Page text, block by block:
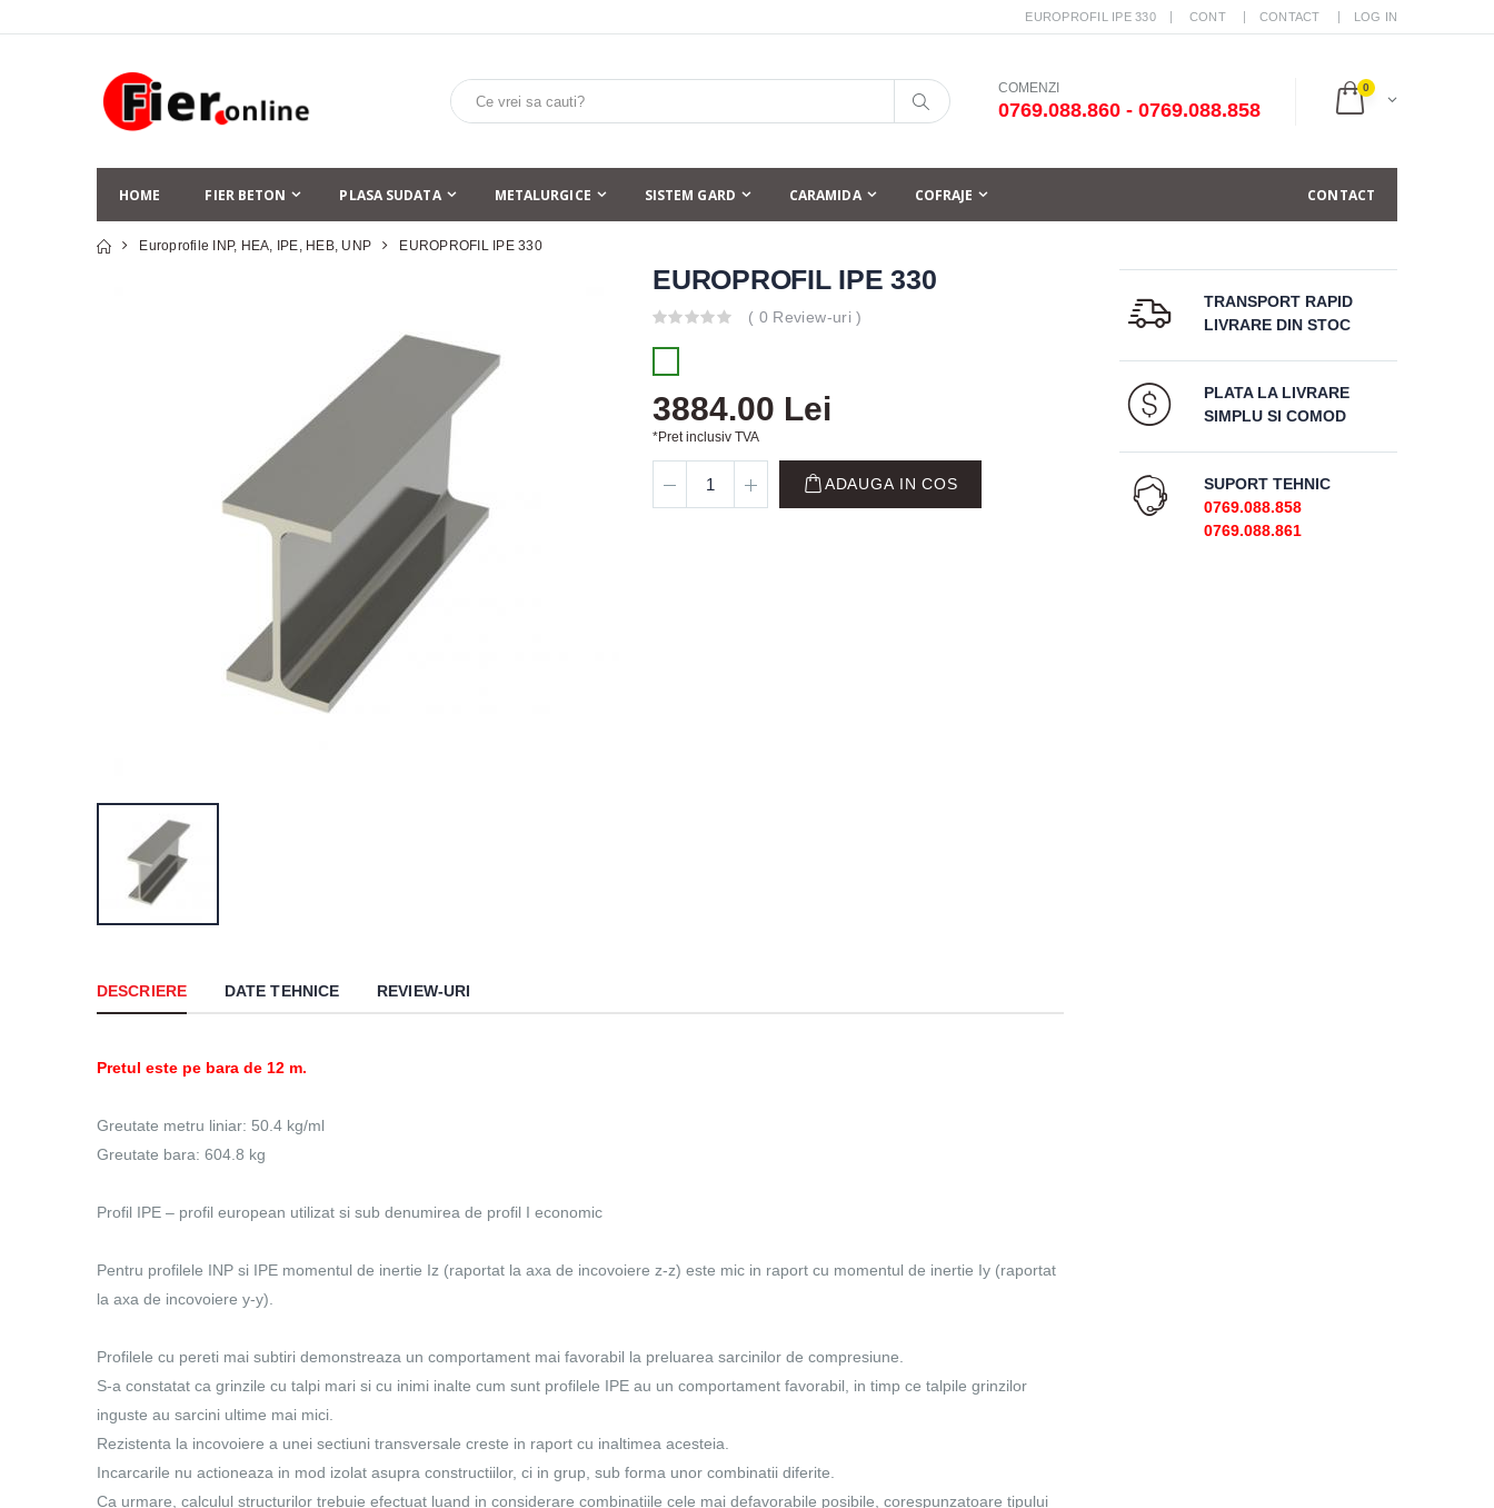
EUROPROFIL IPE 330 CONT CONTACT LOG IN
COMENZI
0769.088.860 - 0769.088.858
0
HOME FIER BETON PLASA SUDATA METALURGICE SISTEM GARD CARAMIDA COFRAJE CONTACT
Europrofile INP, HEA, IPE, HEB, UNP EUROPROFIL IPE 330
EUROPROFIL IPE 330
( 0 Review-uri )
3884.00 Lei
*Pret inclusiv TVA
ADAUGA IN COS
DESCRIERE DATE TEHNICE REVIEW-URI
Pretul este pe bara de 12 m.
Greutate metru liniar: 50.4 kg/ml
Greutate bara: 604.8 kg
Profil IPE – profil european utilizat si sub denumirea de profil I economic
Pentru profilele INP si IPE momentul de inertie Iz (raportat la axa de incovoiere z-z) este mic in raport cu momentul de inertie Iy (raportat
la axa de incovoiere y-y).
Profilele cu pereti mai subtiri demonstreaza un comportament mai favorabil la preluarea sarcinilor de compresiune.
S-a constatat ca grinzile cu talpi mari si cu inimi inalte cum sunt profilele IPE au un comportament favorabil, in timp ce talpile grinzilor
inguste au sarcini ultime mai mici.
Rezistenta la incovoiere a unei sectiuni transversale creste in raport cu inaltimea acesteia.
Incarcarile nu actioneaza in mod izolat asupra constructiilor, ci in grup, sub forma unor combinatii diferite.
Ca urmare, calculul structurilor trebuie efectuat luand in considerare combinatiile cele mai defavorabile posibile, corespunzatoare tipului
TRANSPORT RAPID
LIVRARE DIN STOC
PLATA LA LIVRARE
SIMPLU SI COMOD
SUPORT TEHNIC
0769.088.858
0769.088.861